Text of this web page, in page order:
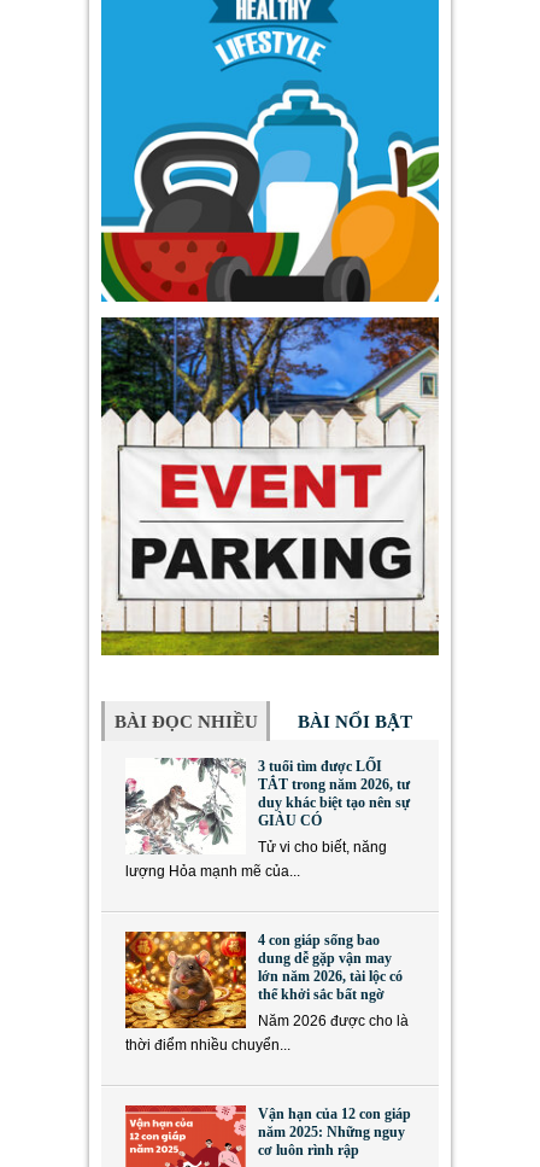
BÀI ĐỌC NHIỀU BÀI NỔI BẬT
3 tuổi tìm được LỐI
TẮT trong năm 2026, tư
duy khác biệt tạo nên sự
GIÀU CÓ
Tử vi cho biết, năng
lượng Hỏa mạnh mẽ của...
4 con giáp sống bao
dung dễ gặp vận may
lớn năm 2026, tài lộc có
thể khởi sắc bất ngờ
Năm 2026 được cho là
thời điểm nhiều chuyển...
Vận hạn của 12 con giáp
năm 2025: Những nguy
cơ luôn rình rập